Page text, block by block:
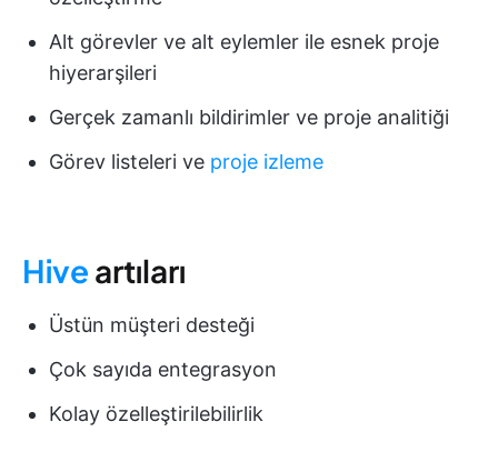
Alt görevler ve alt eylemler ile esnek proje
hiyerarşileri
Gerçek zamanlı bildirimler ve proje analitiği
Görev listeleri ve proje izleme
Hive artıları
Üstün müşteri desteği
Çok sayıda entegrasyon
Kolay özelleştirilebilirlik